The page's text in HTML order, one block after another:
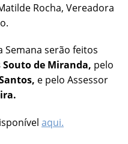
Rocha, Vereadora
Semana serão feitos
Souto de Miranda, pelo
e pelo Assessor
aqui.